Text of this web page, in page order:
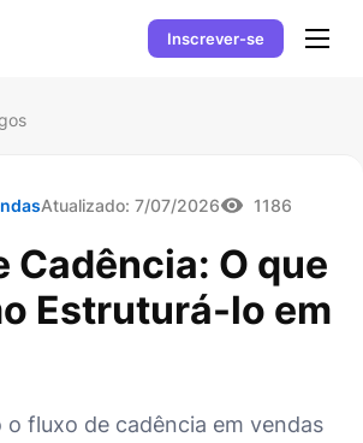
Inscrever-se
Atualizado: 7/07/2026 1186
Cadência: O que
Estruturá-lo em
o fluxo de cadência em vendas